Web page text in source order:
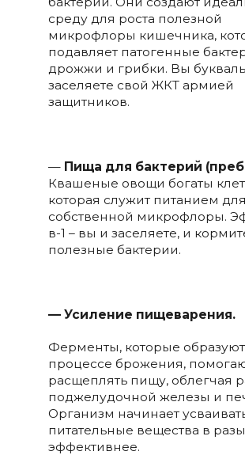
среду для роста полезной
микрофлоры кишечника,
подавляет патогенные
дрожжи и грибки. Вы
заселяете свой ЖКТ армией
защитников.
— Пища для бактерий
Квашеные овощи богаты
которая служит питанием
собственной микрофлоры.
в-1 – вы и заселяете, и
полезные бактерии.
— Усиление пищеварения.
Ферменты, которые
процессе брожения,
расщеплять пищу, облегчая
поджелудочной железы и
Организм начинает
питательные вещества в разы
эффективнее.